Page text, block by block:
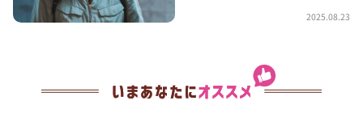
2025.08.23